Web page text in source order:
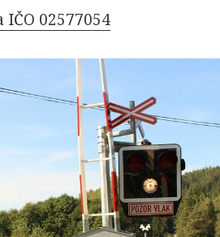
IČO 02577054